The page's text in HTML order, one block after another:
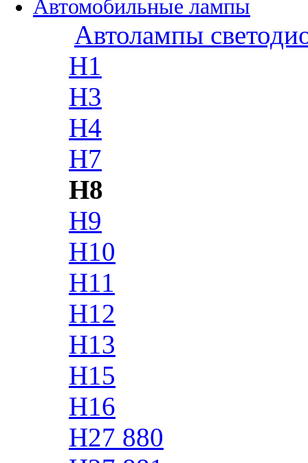
Автомобильные лампы
Автолампы
H1
H3
H4
H7
H8
H9
H10
H11
H12
H13
H15
H16
H27 880